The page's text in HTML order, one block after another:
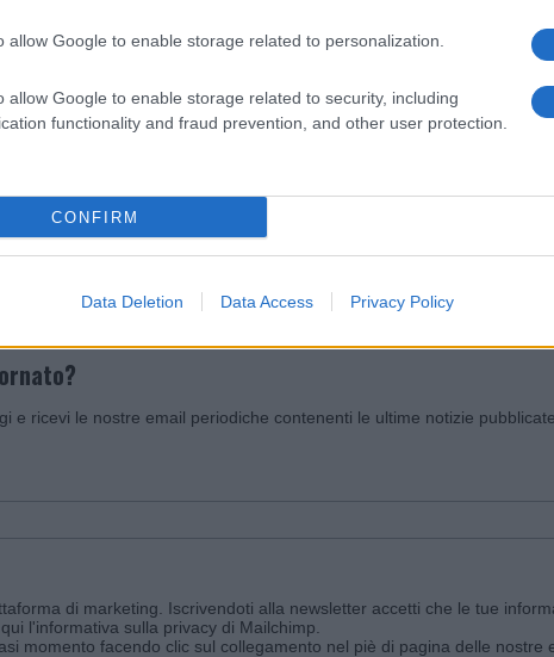
allow Google to enable storage related to personalization.
allow Google to enable storage related to security, including
functionality and fraud prevention, and other user protection.
CONFIRM
Data Deletion Data Access Privacy Policy
Invia un Comunicato Stampa
e ricevi le nostre email periodiche contenenti le ultime notizie
di marketing. Iscrivendoti alla newsletter accetti che le tue
l'informativa sulla privacy di Mailchimp
momento facendo clic sul collegamento nel piè di pagina delle nostre